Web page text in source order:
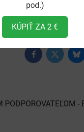
FacebookTwitter
-
pod.)
KÚPIŤ ZA 2 €